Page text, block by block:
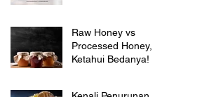
Raw Honey vs
Processed Honey,
Ketahui Bedanya!